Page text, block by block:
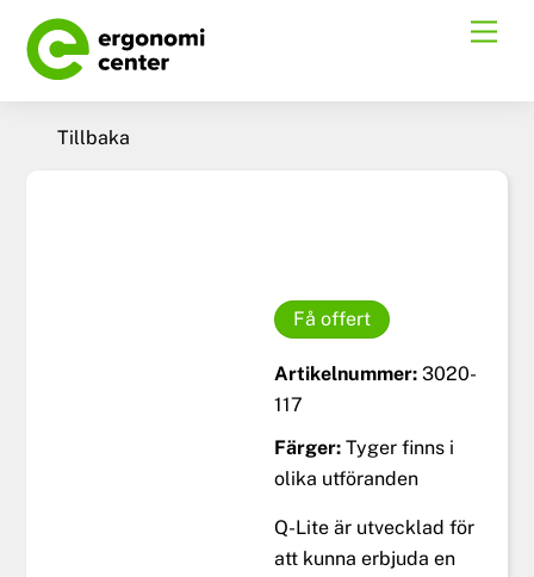
content
Tillbaka
Få offert
Artikelnummer:3020-
117
Färger:Tyger finns i
olika utföranden
Q-Lite är utvecklad för
att kunna erbjuda en